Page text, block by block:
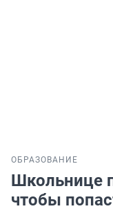
ОБРАЗОВАНИЕ
Школьнице
чтобы